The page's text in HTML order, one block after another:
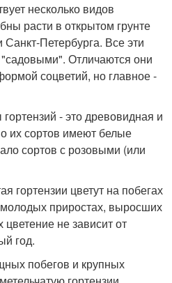
несколько видов
расти в открытом грунте
Петербурга. Все эти
Отличаются они
соцветий, но главное -
- это древовидная и
их сортов имеют белые
сортов с розовыми (или
гортензии цветут на побегах
молодых приростах, выросших
не зависит от
год.
побегов и крупных